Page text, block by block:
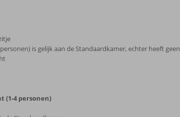
is gelijk aan de Standaardkamer, echter heeft geen
(1-4 personen)